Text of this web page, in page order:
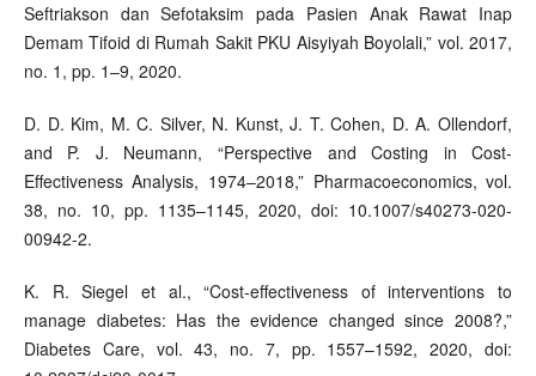
Seftriakson dan Sefotaksim pada Pasien Anak Rawat Inap
Demam Tifoid di Rumah Sakit PKU Aisyiyah Boyolali,” vol. 2017,
no. 1, pp. 1–9, 2020.
D. D. Kim, M. C. Silver, N. Kunst, J. T. Cohen, D. A. Ollendorf,
and P. J. Neumann, “Perspective and Costing in Cost-
Effectiveness Analysis, 1974–2018,” Pharmacoeconomics, vol.
38, no. 10, pp. 1135–1145, 2020, doi: 10.1007/s40273-020-
00942-2.
K. R. Siegel et al., “Cost-effectiveness of interventions to
manage diabetes: Has the evidence changed since 2008?,”
Diabetes Care, vol. 43, no. 7, pp. 1557–1592, 2020, doi: